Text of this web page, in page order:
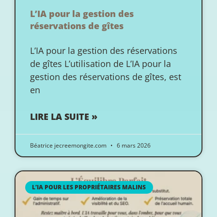
L’IA pour la gestion des
réservations de gîtes
L’IA pour la gestion des réservations
de gîtes L’utilisation de L’IA pour la
gestion des réservations de gîtes, est
en
LIRE LA SUITE »
Béatrice jecreemongite.com 6 mars 2026
L’IA POUR LES PROPRIÉTAIRES MALINS